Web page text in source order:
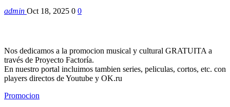
admin Oct 18, 2025 0 0
Nos dedicamos a la promocion musical y cultural GRATUITA a
través de Proyecto Factoría.
En nuestro portal incluimos tambien series, peliculas, cortos, etc. con
players directos de Youtube y OK.ru
Promocion